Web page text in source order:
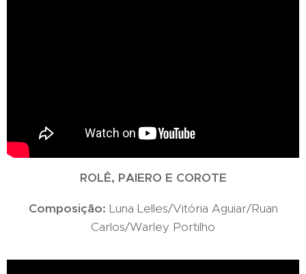
ROLÊ, PAIERO E COROTE
Composição: Luna Lelles/Vitória Aguiar/Ruan
Carlos/Warley Portilho